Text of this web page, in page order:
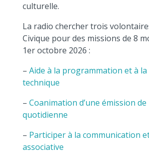
culturelle.
La radio chercher trois
Civique pour des missions de 8
1er octobre 2026 :
– Aide à la programmation et à
technique
– Coanimation d’une émission
quotidienne
– Participer à la communication
associative